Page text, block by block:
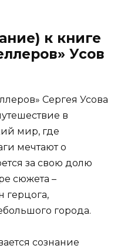
к книге
Усов
Сергея Усова
в
мир, где
мечтают о
за свою долю
сюжета –
герцога,
города.
сознание